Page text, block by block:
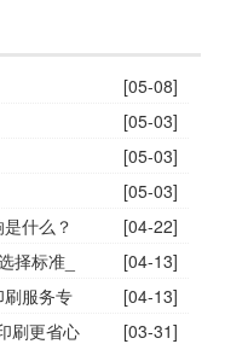
[05-08]
[05-03]
[05-03]
[05-03]
什么？
[04-22]
择标准_
[04-13]
服务专
[04-13]
刷更省心
[03-31]